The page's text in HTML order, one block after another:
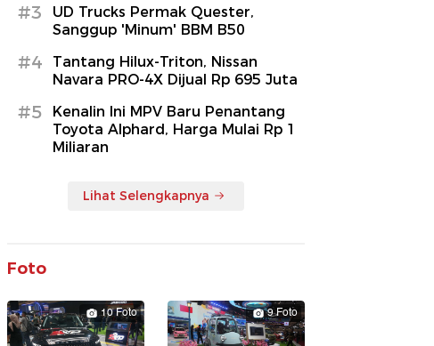
#3
UD Trucks Permak Quester,
Sanggup 'Minum' BBM B50
#4
Tantang Hilux-Triton, Nissan
Navara PRO-4X Dijual Rp 695 Juta
#5
Kenalin Ini MPV Baru Penantang
Toyota Alphard, Harga Mulai Rp 1
Miliaran
Lihat Selengkapnya
Foto
10 Foto 9 Foto